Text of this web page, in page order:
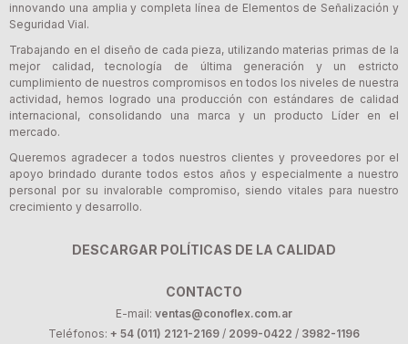
innovando una amplia y completa línea de Elementos de Señalización y
Seguridad Vial.
Trabajando en el diseño de cada pieza, utilizando materias primas de la
mejor calidad, tecnología de última generación y un estricto
cumplimiento de nuestros compromisos en todos los niveles de nuestra
actividad, hemos logrado una producción con estándares de calidad
internacional, consolidando una marca y un producto Líder en el
mercado.
Queremos agradecer a todos nuestros clientes y proveedores por el
apoyo brindado durante todos estos años y especialmente a nuestro
personal por su invalorable compromiso, siendo vitales para nuestro
crecimiento y desarrollo.
DESCARGAR POLÍTICAS DE LA CALIDAD
CONTACTO
E-mail: ventas@conoflex.com.ar
Teléfonos: + 54 (011) 2121-2169 / 2099-0422 / 3982-1196